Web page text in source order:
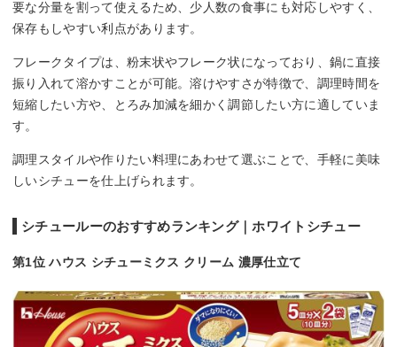
要な分量を割って使えるため、少人数の食事にも対応しやすく、
保存もしやすい利点があります。
フレークタイプは、粉末状やフレーク状になっており、鍋に直接
振り入れて溶かすことが可能。溶けやすさが特徴で、調理時間を
短縮したい方や、とろみ加減を細かく調節したい方に適していま
す。
調理スタイルや作りたい料理にあわせて選ぶことで、手軽に美味
しいシチューを仕上げられます。
シチュールーのおすすめランキング｜ホワイトシチュー
第1位 ハウス シチューミクス クリーム 濃厚仕立て